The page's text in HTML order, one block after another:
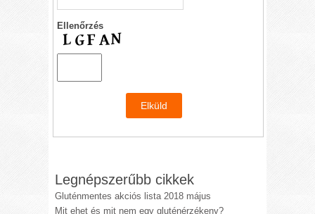
Ellenőrzés
Legnépszerűbb cikkek
Gluténmentes akciós lista 2018 május
Mit ehet és mit nem egy gluténérzékeny?